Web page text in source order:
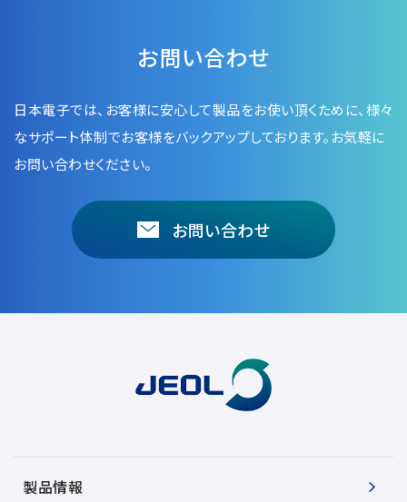
お問い合わせ
日本電子では、お客様に安心して製品をお使い頂くために、様々
なサポート体制でお客様をバックアップしております。お気軽に
お問い合わせください。
お問い合わせ
製品情報